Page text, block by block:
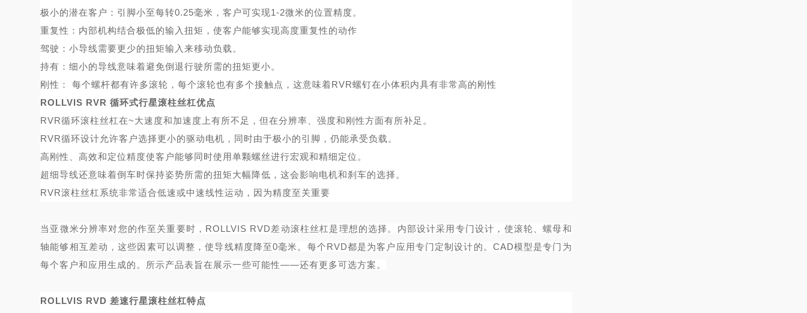
极小的潜在客户：引脚小至每转0.25毫米，客户可实现1-2微米的位置精度。
重复性：内部机构结合极低的输入扭矩，使客户能够实现高度重复性的动作
驾驶：小导线需要更少的扭矩输入来移动负载。
持有：细小的导线意味着避免倒退行驶所需的扭矩更小。
刚性：
每个螺杆都有许多滚轮，每个滚轮也有多个接触点，这意味着RVR螺钉在小体积内具有非常高的刚性
ROLLVIS RVR 循环式行星滚柱丝杠优点
RVR循环滚柱丝杠在~大速度和加速度上有所不足，但在分辨率、强度和刚性方面有所补足。
RVR循环设计允许客户选择更小的驱动电机 ，同时由于极小的引脚，仍能承受负载。
高刚性、高效和定位精度使客户能够同时使用单颗螺丝进行宏观和精细定位。
超细导线还意味着倒车时保持姿势所需的扭矩大幅降低，这会影响电机和刹车的选择。
RVR滚柱丝杠系统非常适合低速或中速线性运动，因为精度至关重要
当亚微米分辨率对您的作至关重要时， ROLLVIS RVD差动滚柱丝杠是理想的选择。内部设计采用专门设计，使滚轮、螺母和
轴能够相互差动，这些因素可以调整，使导线精度降至0毫米。每个RVD都是为客户应用专门定制设计的。CAD模型是专门为
每个客户和应用生成的。所示产品表旨在展示一些可能性——还有更多可选方案。
ROLLVIS RVD 差速行星滚柱丝杠特点